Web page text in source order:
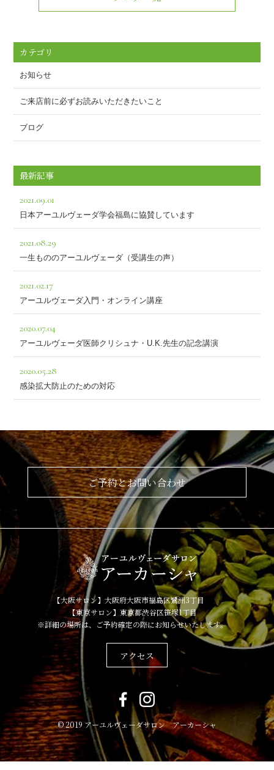
カテゴリ
お知らせ
ご来店前に必ずお読みいただきたいこと
ブログ
最新記事
2021.09.01
日本アーユルヴェーダ学会福島に協賛しています
2021.08.29
一生もののアーユルヴェーダ（受講生の声）
2021.02.17
アーユルヴェーダ入門・オンライン講座
2020.07.04
アーユルヴェーダ医師クリシュナ・U.K.先生の記念講演
2020.05.28
感染拡大防止のための対応
ご予約とお問い合わせ
【大阪サロン】大阪府大阪市福島区鷺洲3丁目
【東京サロン】東京都渋谷区笹塚1丁目
※詳細の場所は、ご予約確定の際にお知らせいたします。
アクセス
© 2019 アーユルヴェーダサロン アーカーシャ